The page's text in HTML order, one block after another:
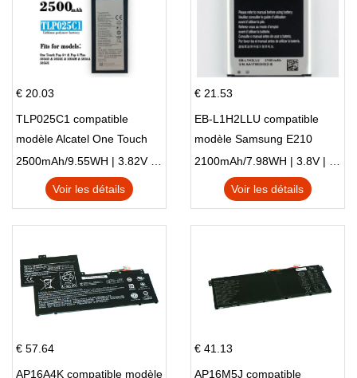
€ 20.03
TLP025C1 compatible
modèle Alcatel One Touch
Pop 4 Plus OT-5056D
2500mAh/9.55WH | 3.82V | Li-ion ...
Voir les détails
€ 21.53
EB-L1H2LLU compatible
modèle Samsung E210
E210K i939
2100mAh/7.98WH | 3.8V | Li-ion ...
Voir les détails
€ 57.64
AP16A4K compatible modèle
€ 41.13
AP16M5J compatible